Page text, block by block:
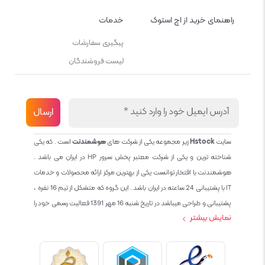
راهنمای خرید از اچ استوک خدمات
پیگیری سفارشات
لیست فروشندگان
سایتHstockزیر مجموعه یکی از شرکت هایهوشمندنتاست . که یکی
شناخته ترین و یکی از شرکت معتبر پخش سرور HP در ایران می باشد .
هوشمندنت با افتخار توانست یکی از بهترین مرکز ارائه محصولات و خدمات
IT با پشتیبانی 24 ساعته در ایران باشد . این گروه که متشکل از تیم 16 نفره ،
پشتیبانی و طراحی میباشد در تاریخ شنبه 16 مهر 1391 فعالیت رسمی خود را
بوده و هست و تمام تلاش ما خدماتی کامل و بدون عیب به تمام مشتریان
نمایش بیشتر